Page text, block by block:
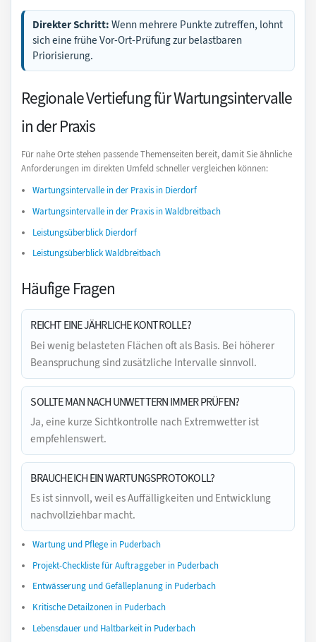
Direkter Schritt: Wenn mehrere Punkte zutreffen, lohnt
sich eine frühe Vor-Ort-Prüfung zur belastbaren
Priorisierung.
Regionale Vertiefung für Wartungsintervalle
in der Praxis
Für nahe Orte stehen passende Themenseiten bereit, damit Sie ähnliche
Anforderungen im direkten Umfeld schneller vergleichen können:
Wartungsintervalle in der Praxis in Dierdorf
Wartungsintervalle in der Praxis in Waldbreitbach
Leistungsüberblick Dierdorf
Leistungsüberblick Waldbreitbach
Häufige Fragen
REICHT EINE JÄHRLICHE KONTROLLE?
Bei wenig belasteten Flächen oft als Basis. Bei höherer
Beanspruchung sind zusätzliche Intervalle sinnvoll.
SOLLTE MAN NACH UNWETTERN IMMER PRÜFEN?
Ja, eine kurze Sichtkontrolle nach Extremwetter ist
empfehlenswert.
BRAUCHE ICH EIN WARTUNGSPROTOKOLL?
Es ist sinnvoll, weil es Auffälligkeiten und Entwicklung
nachvollziehbar macht.
Wartung und Pflege in Puderbach
Projekt-Checkliste für Auftraggeber in Puderbach
Entwässerung und Gefälleplanung in Puderbach
Kritische Detailzonen in Puderbach
Lebensdauer und Haltbarkeit in Puderbach